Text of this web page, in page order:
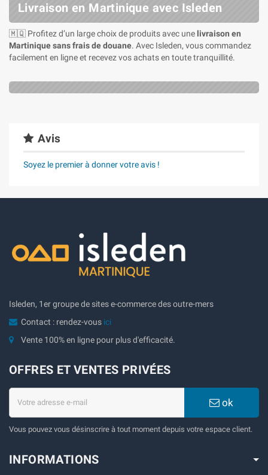
Livraison en Martinique avec Isleden
🇲🇶 Profitez d’un large choix de produits avec une livraison en
Martinique sans frais de douane. Avec Isleden, vous commandez
facilement en ligne et recevez vos achats en toute tranquillité.
Avis
Soyez le premier à donner votre avis !
Isleden, 1er groupe de sites e-commerce des outre-mers
Contact : rendez-vous ici
Vente 100% en ligne pour plus d'efficacité.
OFFRES ET VENTES PRIVÉES
ok
Vous pouvez vous désinscrire à tout moment depuis votre espace client.
INFORMATIONS